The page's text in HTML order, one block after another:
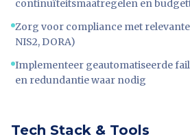
continuïteitsmaatregelen en
Zorg voor compliance met
NIS2, DORA)
Implementeer geautomatiseerde
en redundantie waar nodig
Tech Stack & Tools